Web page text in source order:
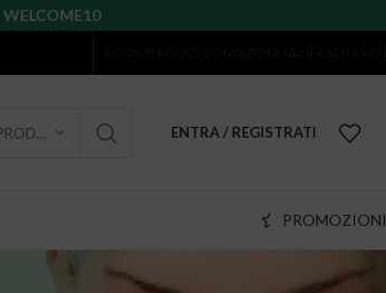
CATEGORIA PRODOTTO ENTRA / REGISTRATI
PROMOZIONI
WELCOME10